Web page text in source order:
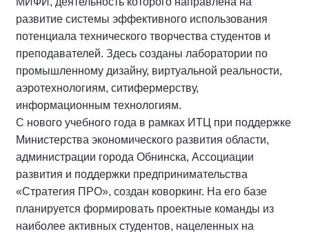
развитие системы эффективного использования
потенциала технического творчества студентов и
преподавателей. Здесь созданы лаборатории по
промышленному дизайну, виртуальной реальности,
аэротехнологиям, ситифермерству,
информационным технологиям.
С нового учебного года в рамках ИТЦ при поддержке
Министерства экономического развития области,
администрации города Обнинска, Ассоциации
развития и поддержки предпринимательства
«Стратегия ПРО», создан коворкинг. На его базе
планируется формировать проектные команды из
наиболее активных студентов, нацеленных на